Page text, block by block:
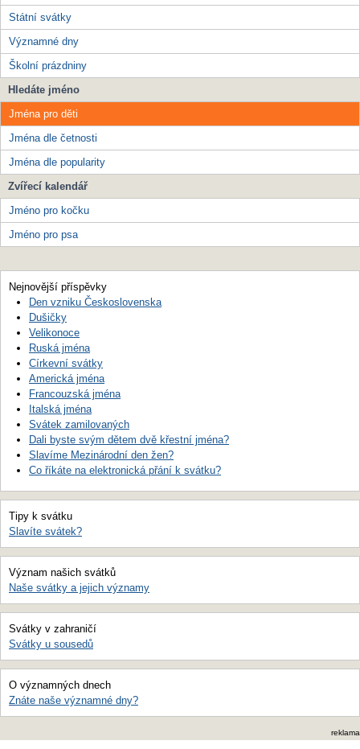
Státní svátky
Významné dny
Školní prázdniny
Hledáte jméno
Jména pro děti
Jména dle četnosti
Jména dle popularity
Zvířecí kalendář
Jméno pro kočku
Jméno pro psa
Nejnovější příspěvky
Den vzniku Československa
Dušičky
Velikonoce
Ruská jména
Církevní svátky
Americká jména
Francouzská jména
Italská jména
Svátek zamilovaných
Dali byste svým dětem dvě křestní jména?
Slavíme Mezinárodní den žen?
Co říkáte na elektronická přání k svátku?
Tipy k svátku
Slavíte svátek?
Význam našich svátků
Naše svátky a jejich významy
Svátky v zahraničí
Svátky u sousedů
O významných dnech
Znáte naše významné dny?
reklama